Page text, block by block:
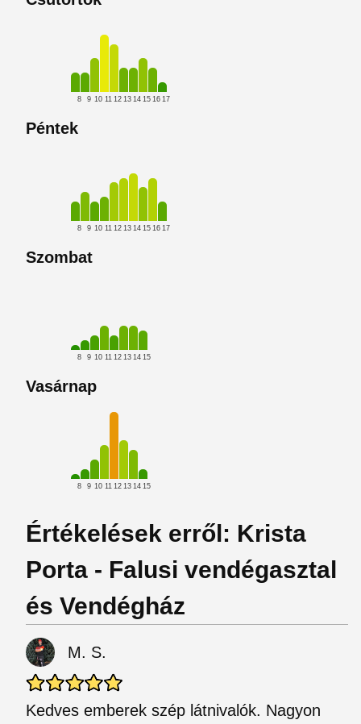
8 9 10 11 12 13 14 15 16 17
Péntek
8 9 10 11 12 13 14 15 16 17
Szombat
8 9 10 11 12 13 14 15
Vasárnap
8 9 10 11 12 13 14 15
Értékelések erről: Krista
Porta - Falusi vendégasztal
és Vendégház
M. S.
Kedves emberek szép látnivalók. Nagyon